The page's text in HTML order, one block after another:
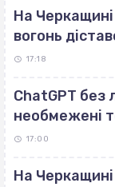
На
вогонь
17:18
ChatGPT без
необмежені
17:00
На